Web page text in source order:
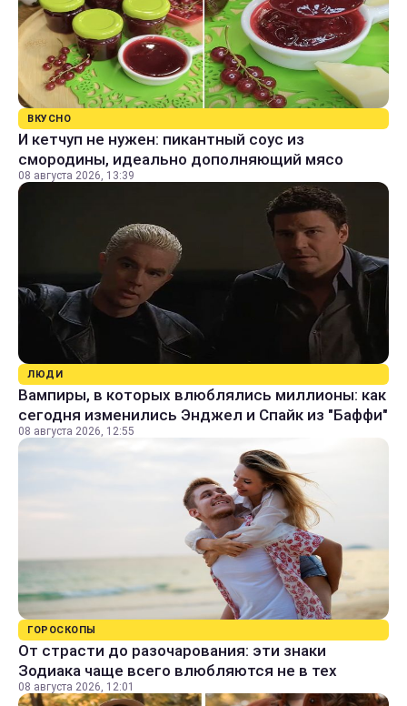
ВКУСНО
И кетчуп не нужен: пикантный соус из
смородины, идеально дополняющий мясо
08 августа 2026, 13:39
ЛЮДИ
Вампиры, в которых влюблялись миллионы: как
сегодня изменились Энджел и Спайк из "Баффи"
08 августа 2026, 12:55
ГОРОСКОПЫ
От страсти до разочарования: эти знаки
Зодиака чаще всего влюбляются не в тех
08 августа 2026, 12:01